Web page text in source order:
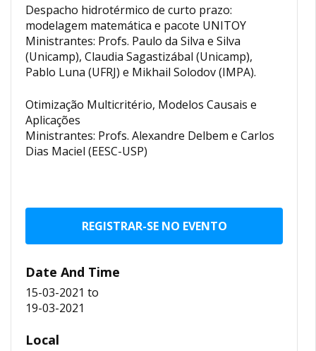
Despacho hidrotérmico de curto prazo:
modelagem matemática e pacote UNITOY
Ministrantes: Profs. Paulo da Silva e Silva
(Unicamp), Claudia Sagastizábal (Unicamp),
Pablo Luna (UFRJ) e Mikhail Solodov (IMPA).
Otimização Multicritério, Modelos Causais e
Aplicações
Ministrantes: Profs. Alexandre Delbem e Carlos
Dias Maciel (EESC-USP)
REGISTRAR-SE NO EVENTO
Date And Time
15-03-2021 to
19-03-2021
Local